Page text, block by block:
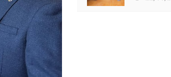
nỗi đau da